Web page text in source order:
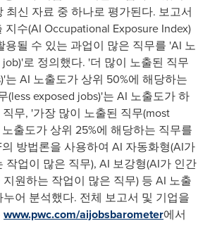
최신 자료 중 하나로 평가된다. 보고서
수(AI Occupational Exposure Index)
용될 수 있는 과업이 많은 직무를 'AI 노
로 정의했다. '더 많이 노출된 직무
는 AI 노출도가 상위 50%에 해당하는
(less exposed jobs)'는 AI 노출도가 하
무, '가장 많이 노출된 직무(most
출도가 상위 25%에 해당하는 직무를
방법론을 사용하여 AI 자동화형(AI가
작업이 많은 직무), AI 보강형(AI가 인간
원하는 작업이 많은 직무) 등 AI 노출
어 분석했다. 전체 보고서 및 기업을
www.pwc.com/aijobsbarometer에서